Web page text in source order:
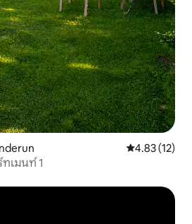
คะแนนเฉลี่ย
4.83 (12)
เมนท์ 1